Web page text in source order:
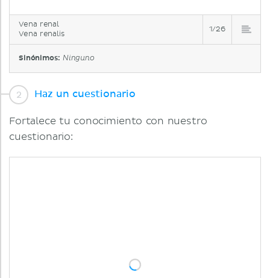
Vena renal
Vena renalis
1/26
Sinónimos: Ninguno
Haz un cuestionario
Fortalece tu conocimiento con nuestro
cuestionario: